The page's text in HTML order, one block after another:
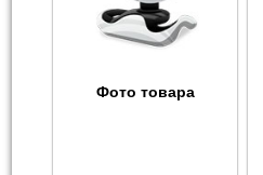
Фото товара